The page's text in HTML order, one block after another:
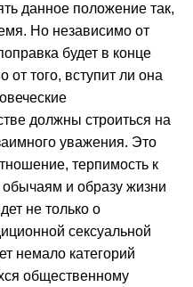
данное положение так,
Но независимо от
будет в конце
от того, вступит ли она
должны строиться на
уважения. Это
терпимость к
и образу жизни
не только о
сексуальной
немало категорий
общественному